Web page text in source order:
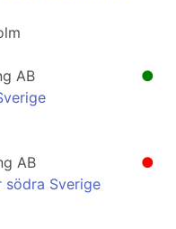
●
AB
●
AB
södra Sverige